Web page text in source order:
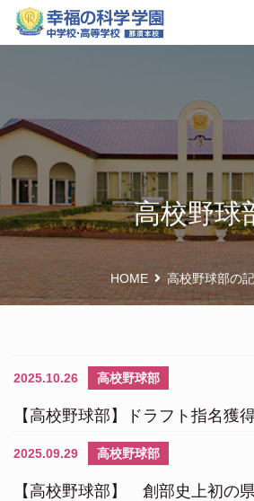
高校野球
HOME 高校野球部の
2025.10.26 高校野球部
【高校野球部】ドラフト指名獲
2025.09.29 高校野球部
【高校野球部】 創部史上初の